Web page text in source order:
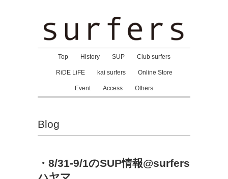
Top History SUP Club surfers
RiDE LiFE kai surfers Online Store
Event Access Others
Blog
・8/31-9/1のSUP情報@surfers